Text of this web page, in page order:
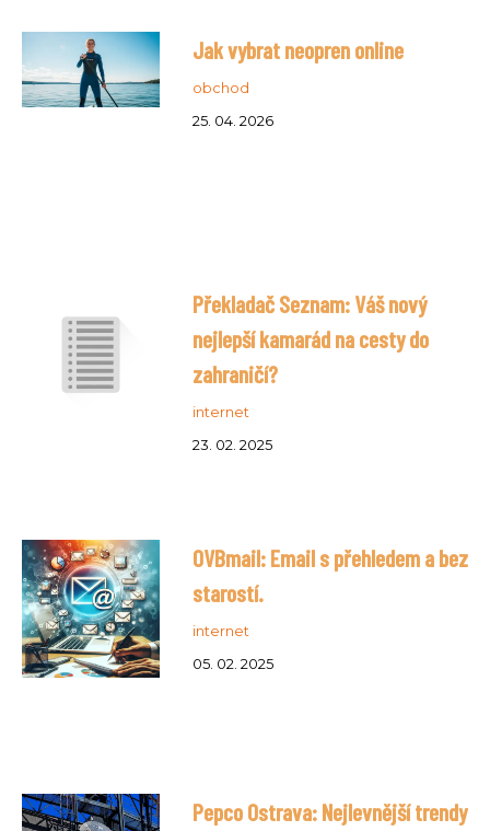
Jak vybrat neopren online
obchod
25. 04. 2026
Překladač Seznam: Váš nový
nejlepší kamarád na cesty do
zahraničí?
internet
23. 02. 2025
OVBmail: Email s přehledem a bez
starostí.
internet
05. 02. 2025
Pepco Ostrava: Nejlevnější trendy